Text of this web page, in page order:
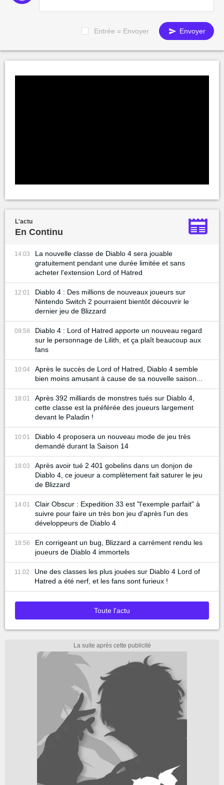
Entrée = Envoyer Envoyer
L'actu
En Continu
14:03
La nouvelle classe de Diablo 4 sera jouable
gratuitement pendant une durée limitée et sans
acheter l'extension Lord of Hatred
12:01
Diablo 4 : Des millions de nouveaux joueurs sur
Nintendo Switch 2 pourraient bientôt découvrir le
dernier jeu de Blizzard
09:58
Diablo 4 : Lord of Hatred apporte un nouveau regard
sur le personnage de Lilith, et ça plaît beaucoup aux
fans
10:04
Après le succès de Lord of Hatred, Diablo 4 semble
bien moins amusant à cause de sa nouvelle saison...
18:01
Après 392 milliards de monstres tués sur Diablo 4,
cette classe est la préférée des joueurs largement
devant le Paladin !
10:01
Diablo 4 proposera un nouveau mode de jeu très
demandé durant la Saison 14
18:03
Après avoir tué 2 401 gobelins dans un donjon de
Diablo 4, ce joueur a complètement fait saturer le jeu
de Blizzard
14:01
Clair Obscur : Expedition 33 est "l'exemple parfait" à
suivre pour faire un très bon jeu d'après l'un des
développeurs de Diablo 4
18:56
En corrigeant un bug, Blizzard a carrément rendu les
joueurs de Diablo 4 immortels
11:02
Une des classes les plus jouées sur Diablo 4 Lord of
Hatred a été nerf, et les fans sont furieux !
Toute l'actu